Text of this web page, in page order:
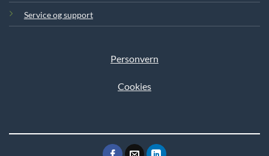
Service og support
Personvern
Cookies